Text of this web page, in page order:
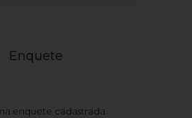
Enquete
enquete cadastrada